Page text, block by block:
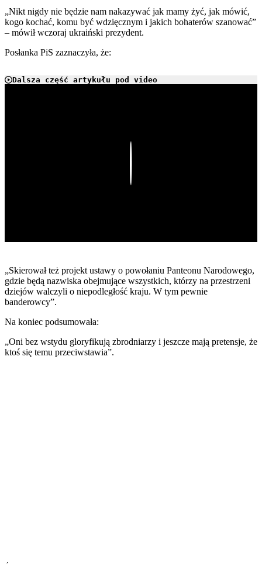
„Nikt nigdy nie będzie nam nakazywać jak mamy żyć, jak mówić,
kogo kochać, komu być wdzięcznym i jakich bohaterów szanować”
– mówił wczoraj ukraiński prezydent.
Posłanka PiS zaznaczyła, że:
Dalsza część artykułu pod video
„Skierował też projekt ustawy o powołaniu Panteonu Narodowego,
gdzie będą nazwiska obejmujące wszystkich, którzy na przestrzeni
dziejów walczyli o niepodległość kraju. W tym pewnie
banderowcy”.
Na koniec podsumowała:
„Oni bez wstydu gloryfikują zbrodniarzy i jeszcze mają pretensje, że
ktoś się temu przeciwstawia”.